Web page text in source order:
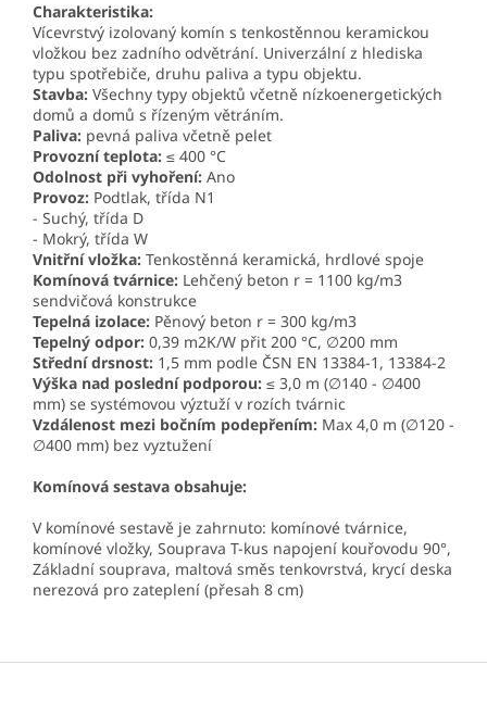
Charakteristika:
Vícevrstvý izolovaný komín s tenkostěnnou keramickou
vložkou bez zadního odvětrání. Univerzální z hlediska
typu spotřebiče, druhu paliva a typu objektu.
Stavba: Všechny typy objektů včetně nízkoenergetických
domů a domů s řízeným větráním.
Paliva: pevná paliva včetně pelet
Provozní teplota: ≤ 400 °C
Odolnost při vyhoření: Ano
Provoz: Podtlak, třída N1
- Suchý, třída D
- Mokrý, třída W
Vnitřní vložka: Tenkostěnná keramická, hrdlové spoje
Komínová tvárnice: Lehčený beton r = 1100 kg/m3
sendvičová konstrukce
Tepelná izolace: Pěnový beton r = 300 kg/m3
Tepelný odpor: 0,39 m2K/W přit 200 °C, ∅200 mm
Střední drsnost: 1,5 mm podle ČSN EN 13384-1, 13384-2
Výška nad poslední podporou: ≤ 3,0 m (∅140 - ∅400
mm) se systémovou výztuží v rozích tvárnic
Vzdálenost mezi bočním podepřením: Max 4,0 m (∅120 -
∅400 mm) bez vyztužení
Komínová sestava obsahuje:
V komínové sestavě je zahrnuto: komínové tvárnice,
komínové vložky, Souprava T-kus napojení kouřovodu 90°,
Základní souprava, maltová směs tenkovrstvá, krycí deska
nerezová pro zateplení (přesah 8 cm)
Z